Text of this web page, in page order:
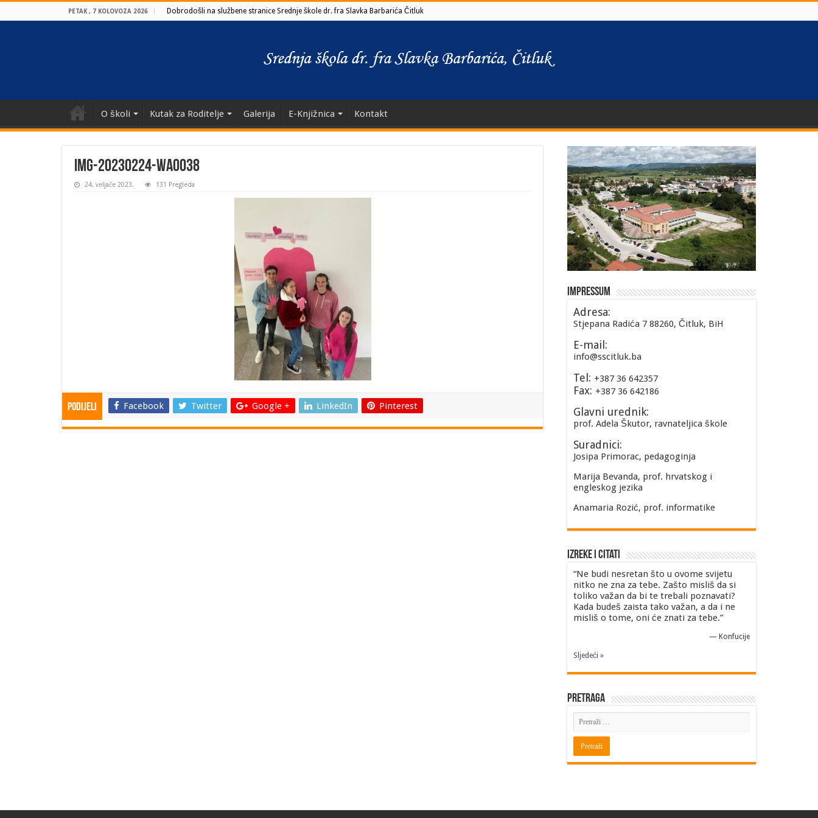
PETAK , 7 KOLOVOZA 2026 Dobrodošli na službene stranice Srednje škole dr. fra Slavka Barbarića Čitluk
O školi Kutak za Roditelje Galerija E-Knjižnica Kontakt
IMG-20230224-WA0038
24. veljače 2023. 131 Pregleda
Podijeli Facebook Twitter Google + LinkedIn Pinterest
Impressum
Adresa:
Stjepana Radića 7 88260, Čitluk, BiH
E-mail:
info@sscitluk.ba
Tel: +387 36 642357
Fax: +387 36 642186
Glavni urednik:
prof. Adela Škutor, ravnateljica škole
Suradnici:
Josipa Primorac, pedagoginja
Marija Bevanda, prof. hrvatskog i
engleskog jezika
Anamaria Rozić, prof. informatike
Izreke i Citati
“Ne budi nesretan što u ovome svijetu
nitko ne zna za tebe. Zašto misliš da si
toliko važan da bi te trebali poznavati?
Kada budeš zaista tako važan, a da i ne
misliš o tome, oni će znati za tebe.”
— Konfucije
Sljedeći »
Pretraga